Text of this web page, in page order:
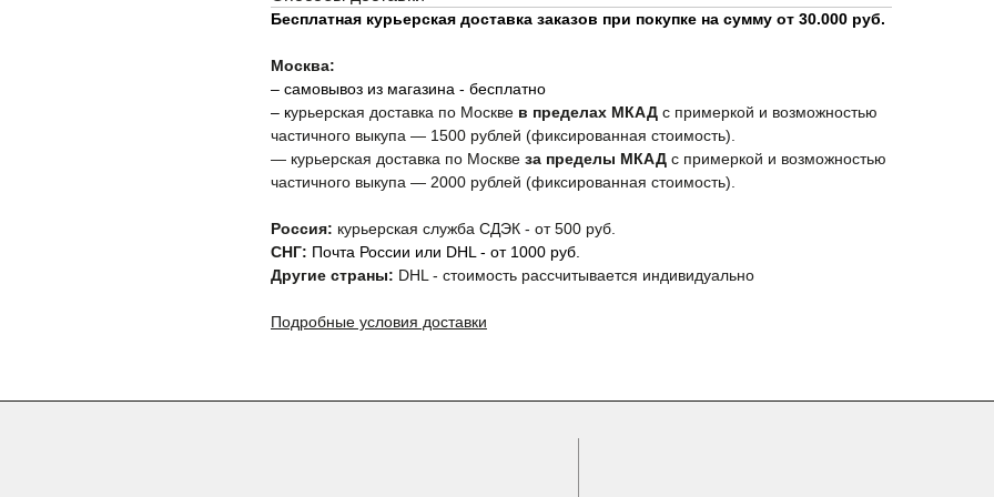
Бесплатная курьерская доставка заказов при покупке на сумму от 30.000 руб.
Москва:
– самовывоз из магазина - бесплатно
– курьерская доставка по Москве в пределах МКАД с примеркой и возможностью
частичного выкупа — 1500 рублей (фиксированная стоимость).
— курьерская доставка по Москве за пределы МКАД с примеркой и возможностью
частичного выкупа — 2000 рублей (фиксированная стоимость).
Россия: курьерская служба СДЭК - от 500 руб.
СНГ: Почта России или DHL - от 1000 руб.
Другие страны: DHL - стоимость рассчитывается индивидуально
Подробные условия доставки
ФРАНШИЗА
ПРОГРАММА ЛОЯЛЬНОСТИ
ПОДАРКЕ
СКИДКА -10% НА ПЕРВЫЙ ЗАКАЗ